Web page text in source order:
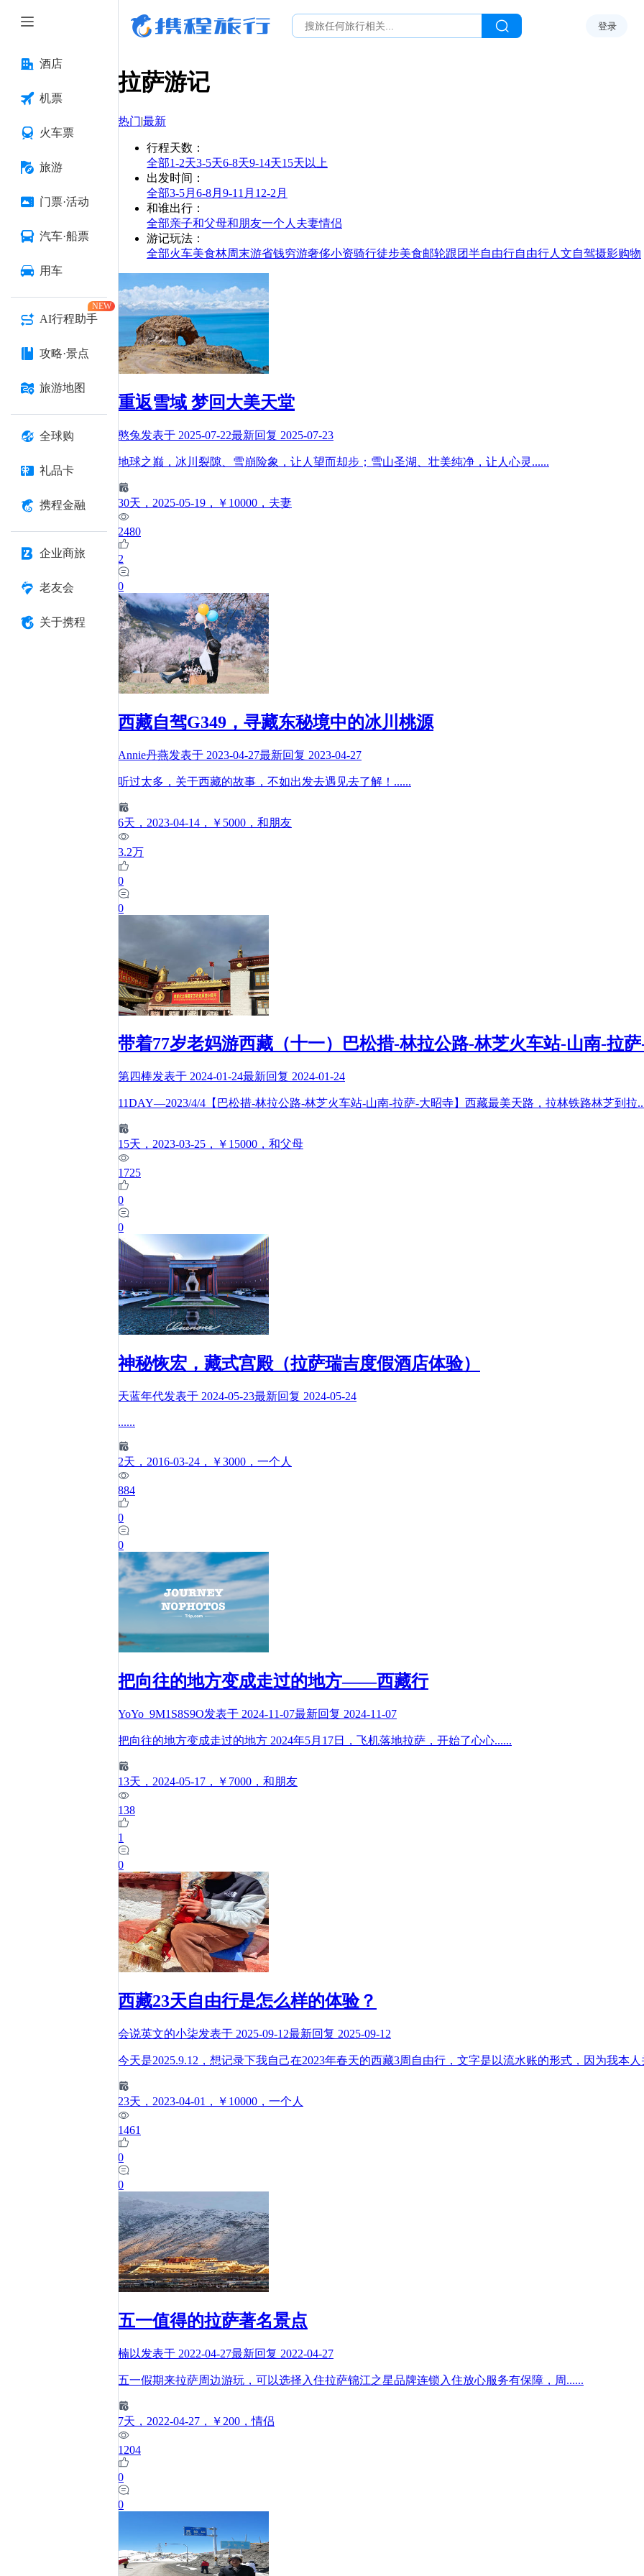
酒店
机票
火车票
旅游
门票·活动
汽车·船票
用车
AI行程助手
NEW
攻略·景点
旅游地图
全球购
礼品卡
携程金融
企业商旅
老友会
关于携程
登录
拉萨游记
热门|最新
行程天数 ：
全部1-2天3-5天6-8天9-14天15天以上
出发时间 ：
全部3-5月 6-8月 9-11月 12-2月
和谁出行 ：
全部亲子和父母和朋友一个人 夫妻情侣
游记玩法 ：
全部火车美食林周末游省钱穷游奢侈小资骑行徒步美食邮轮跟团半自由行自由行人文自驾摄影购物
重返雪域 梦回大美天堂
憨兔发表于 2025-07-22最新回复 2025-07-23
地球之巅，冰川裂隙、雪崩险象，让人望而却步；雪山圣湖、壮美纯净，让人心灵 ......
30天 ，2025-05-19 ，￥10000 ，夫妻
2480
2
0
西藏自驾G349，寻藏东秘境中的冰川桃源
Annie丹燕发表于 2023-04-27最新回复 2023-04-27
听过太多，关于西藏的故事，不如出发去遇见去了解！ ......
6天 ，2023-04-14 ，￥5000 ，和朋友
3.2万
0
0
带着77岁老妈游西藏（十一）巴松措-林拉公路-林芝火车站-山南-拉
第四棒发表于 2024-01-24最新回复 2024-01-24
11DAY—2023/4/4【巴松措-林拉公路-林芝火车站-山南-拉萨-大昭寺】西藏最美天路，拉林铁路林芝到拉
15天 ，2023-03-25 ，￥15000 ，和父母
1725
0
0
神秘恢宏，藏式宫殿（拉萨瑞吉度假酒店体验）
天蓝年代发表于 2024-05-23最新回复 2024-05-24
......
2天 ，2016-03-24 ，￥3000 ，一个人
884
0
0
把向往的地方变成走过的地方——西藏行
YoYo_9M1S8S9O发表于 2024-11-07最新回复 2024-11-07
把向往的地方变成走过的地方 2024年5月17日，飞机落地拉萨，开始了心心......
13天 ，2024-05-17 ，￥7000 ，和朋友
138
1
0
西藏23天自由行是怎么样的体验？
会说英文的小柒发表于 2025-09-12最新回复 2025-09-12
今天是2025.9.12，想记录下我自己在2023年春天的西藏3周自由行，文字是以流水账的形式，因为我本
23天 ，2023-04-01 ，￥10000 ，一个人
1461
0
0
五一值得的拉萨著名景点
楠以发表于 2022-04-27最新回复 2022-04-27
五一假期来拉萨周边游玩，可以选择入住拉萨锦江之星品牌连锁入住放心服务有保障，周......
7天 ，2022-04-27 ，￥200 ，情侣
1204
0
0